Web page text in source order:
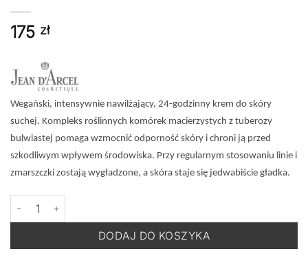
175 zł
Wegański, intensywnie nawilżający, 24-godzinny krem do skóry
suchej. Kompleks roślinnych komórek macierzystych z tuberozy
bulwiastej pomaga wzmocnić odporność skóry i chroni ją przed
szkodliwym wpływem środowiska. Przy regularnym stosowaniu linie i
zmarszczki zostają wygładzone, a skóra staje się jedwabiście gładka.
ilość JEAN D'ARCEL Vegetalie 24h Creme Rehydratante -
DODAJ DO KOSZYKA